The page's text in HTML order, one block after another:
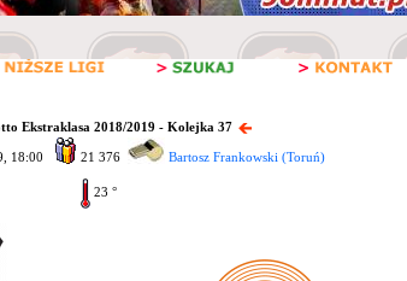
Ekstraklasa 2018/2019 - Kolejka 37
18:00 21 376 Bartosz Frankowski (Toruń)
23 °